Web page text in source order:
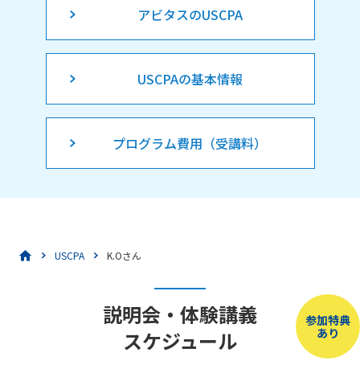
アビタスのUSCPA
USCPAの基本情報
プログラム費用（受講料）
USCPA K.Oさん
参加特典
あり
説明会・体験講義
スケジュール